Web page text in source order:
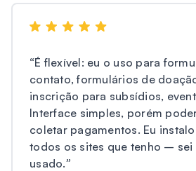
“É flexível: eu o uso para
contato, formulários de
inscrição para subsídios,
Interface simples, porém
coletar pagamentos. Eu
todos os sites que tenho – sei
usado.”